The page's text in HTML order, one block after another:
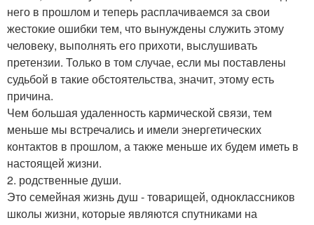
него в прошлом и теперь расплачиваемся за свои
жестокие ошибки тем, что вынуждены служить этому
человеку, выполнять его прихоти, выслушивать
претензии. Только в том случае, если мы поставлены
судьбой в такие обстоятельства, значит, этому есть
причина.
Чем большая удаленность кармической связи, тем
меньше мы встречались и имели энергетических
контактов в прошлом, а также меньше их будем иметь в
настоящей жизни.
2. родственные души.
Это семейная жизнь душ - товарищей, одноклассников
школы жизни, которые являются спутниками на